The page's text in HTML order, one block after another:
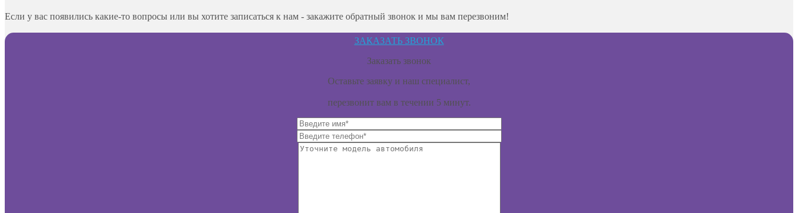
Если у вас появились какие-то вопросы или вы хотите записаться к нам - закажите обратный звонок и мы вам перезвоним!
ЗАКАЗАТЬ ЗВОНОК
Заказать звонок
Оставьте заявку и наш специалист,
перезвонит вам в течении 5 минут.